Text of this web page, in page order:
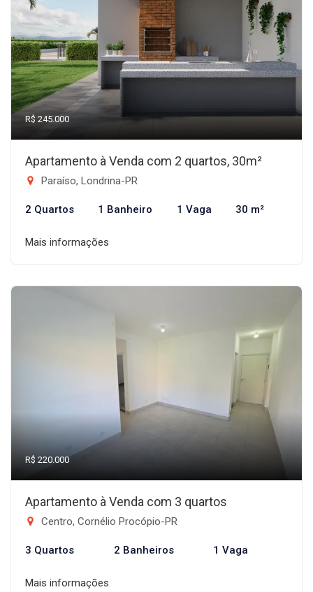
R$ 245.000
Apartamento à Venda com 2 quartos, 30m²
Paraíso, Londrina-PR
2 Quartos 1 Banheiro 1 Vaga 30 m²
Mais informações
R$ 220.000
Apartamento à Venda com 3 quartos
Centro, Cornélio Procópio-PR
3 Quartos 2 Banheiros 1 Vaga
Mais informações